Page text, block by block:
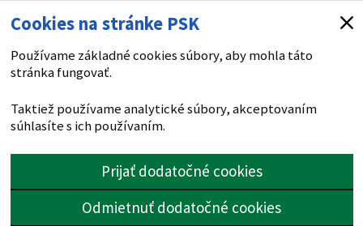
Cookies na stránke PSK
Používame základné cookies súbory, aby mohla táto
stránka fungovať.
Taktiež používame analytické súbory, akceptovaním
súhlasíte s ich používaním.
Prijať dodatočné cookies
Odmietnuť dodatočné cookies